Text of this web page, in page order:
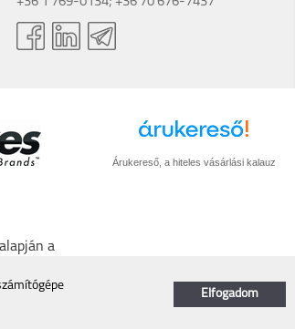
Árukereső, a hiteles vásárlási kalauz
a
Elfogadom